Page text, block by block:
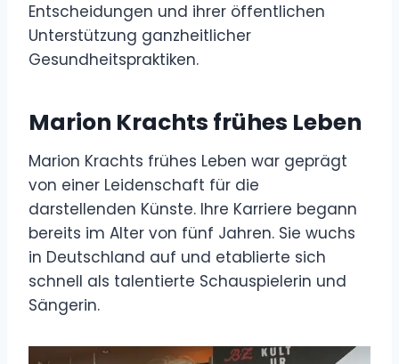
Entscheidungen und ihrer öffentlichen
Unterstützung ganzheitlicher
Gesundheitspraktiken.
Marion Krachts frühes Leben
Marion Krachts frühes Leben war geprägt
von einer Leidenschaft für die
darstellenden Künste. Ihre Karriere begann
bereits im Alter von fünf Jahren. Sie wuchs
in Deutschland auf und etablierte sich
schnell als talentierte Schauspielerin und
Sängerin.